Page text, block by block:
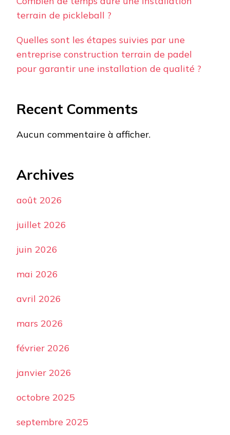
terrain de pickleball ?
Quelles sont les étapes suivies par une
entreprise construction terrain de padel
pour garantir une installation de qualité ?
Recent Comments
Aucun commentaire à afficher.
Archives
août 2026
juillet 2026
juin 2026
mai 2026
avril 2026
mars 2026
février 2026
janvier 2026
octobre 2025
septembre 2025